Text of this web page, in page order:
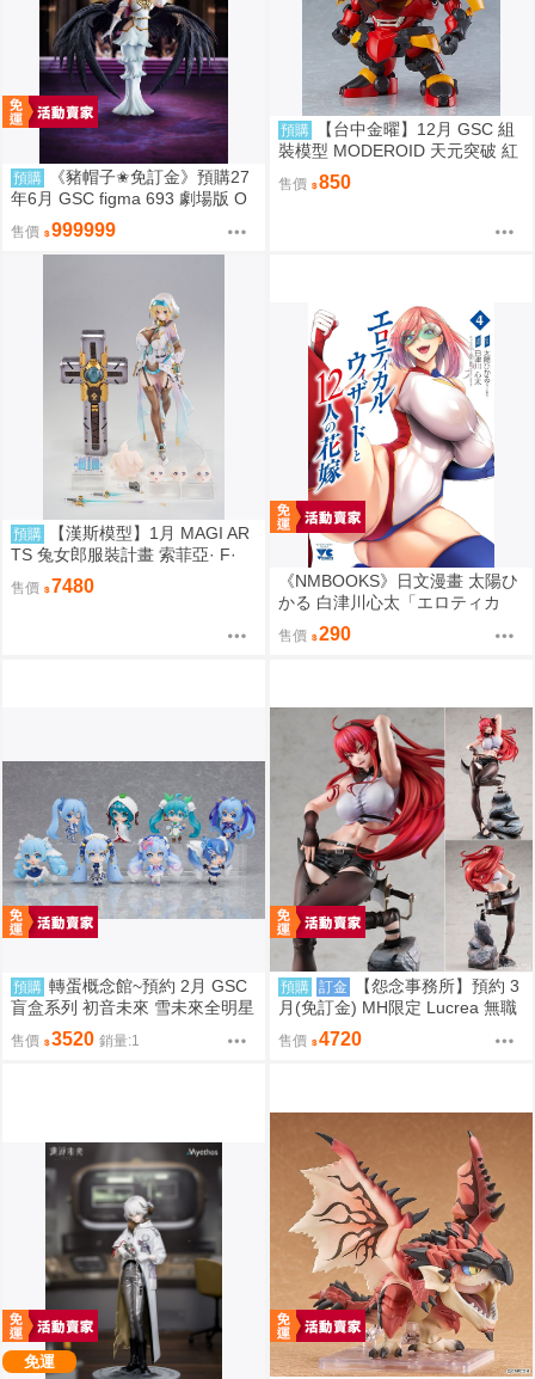
預購
《豬帽子✬免訂金》預購27
年6月 GSC figma 693 劇場版 O
VERLORD 聖王國篇 雅兒貝德 0
913
售價 999999
預購
【台中金曜】12月 GSC 組
裝模型 MODEROID 天元突破 紅
蓮螺巖 紅蓮螺巖 再版 0904
售價 850
預購
【漢斯模型】1月 MAGI AR
TS 兔女郎服裝計畫 索菲亞· F·
希琳 機甲修女 亮色特別版 高峰N
adare
售價 7480
《NMBOOKS》日文漫畫 太陽ひ
かる 白津川心太「エロティカ
ル・ウィザードと12人の花嫁
(4)」
售價 290
預購 轉蛋概念館~預約 2月 GSC
盲盒系列 初音未來 雪未來全明星
模型收藏 Vol.2 8入 超商付款免訂
金
售價 3520 銷量:1
預購 訂金
【怨念事務所】預約 3
月(免訂金) MH限定 Lucrea 無職
轉生 艾莉絲 全高約27公分 0816
售價 4720
免運